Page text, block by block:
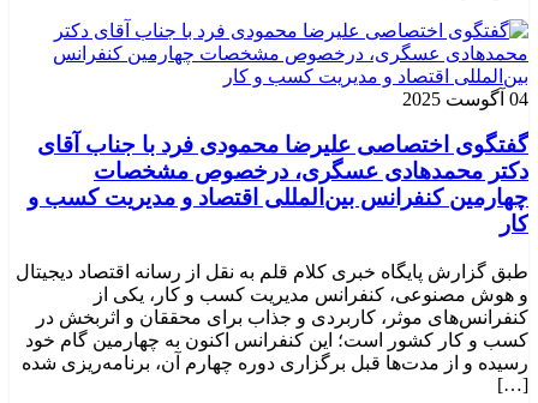
04 آگوست 2025
گفتگوی اختصاصی علیرضا محمودی فرد با جناب آقای
دکتر محمدهادی عسگری، درخصوص مشخصات
چهارمین کنفرانس بین‌المللی اقتصاد و مدیریت کسب و
کار
طبق گزارش پایگاه خبری کلام قلم به نقل از رسانه اقتصاد دیجیتال
و هوش مصنوعی، کنفرانس مدیریت کسب و کار، یکی از
کنفرانس‌های موثر، کاربردی و جذاب برای محققان و اثربخش در
کسب و کار کشور است؛ این کنفرانس اکنون به چهارمین گام خود
رسیده و از مدت‌ها قبل برگزاری دوره چهارم آن، برنامه‌ریزی شده
[…]